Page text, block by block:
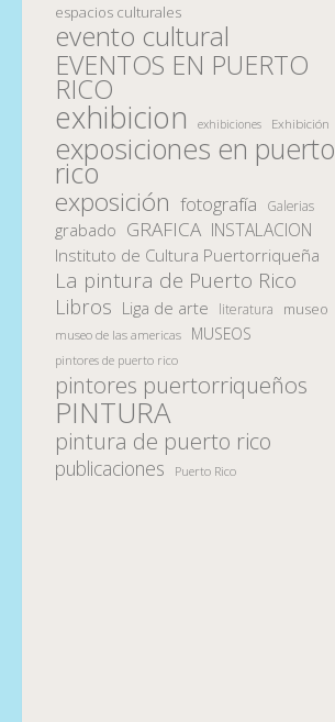
espacios culturales
evento cultural
EVENTOS EN PUERTO
RICO
exhibicion exhibiciones Exhibición
exposiciones en puerto
rico
exposición fotografía Galerias
grabado GRAFICA INSTALACION
Instituto de Cultura Puertorriqueña
La pintura de Puerto Rico
Libros Liga de arte literatura museo
museo de las americas MUSEOS
pintores de puerto rico
pintores puertorriqueños
PINTURA
pintura de puerto rico
publicaciones Puerto Rico